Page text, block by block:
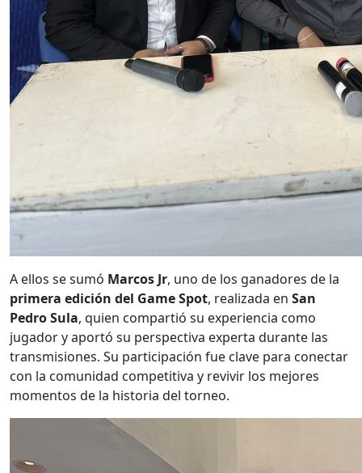
A ellos se sumó Marcos Jr, uno de los ganadores de la
primera edición del Game Spot, realizada en San
Pedro Sula, quien compartió su experiencia como
jugador y aportó su perspectiva experta durante las
transmisiones. Su participación fue clave para conectar
con la comunidad competitiva y revivir los mejores
momentos de la historia del torneo.